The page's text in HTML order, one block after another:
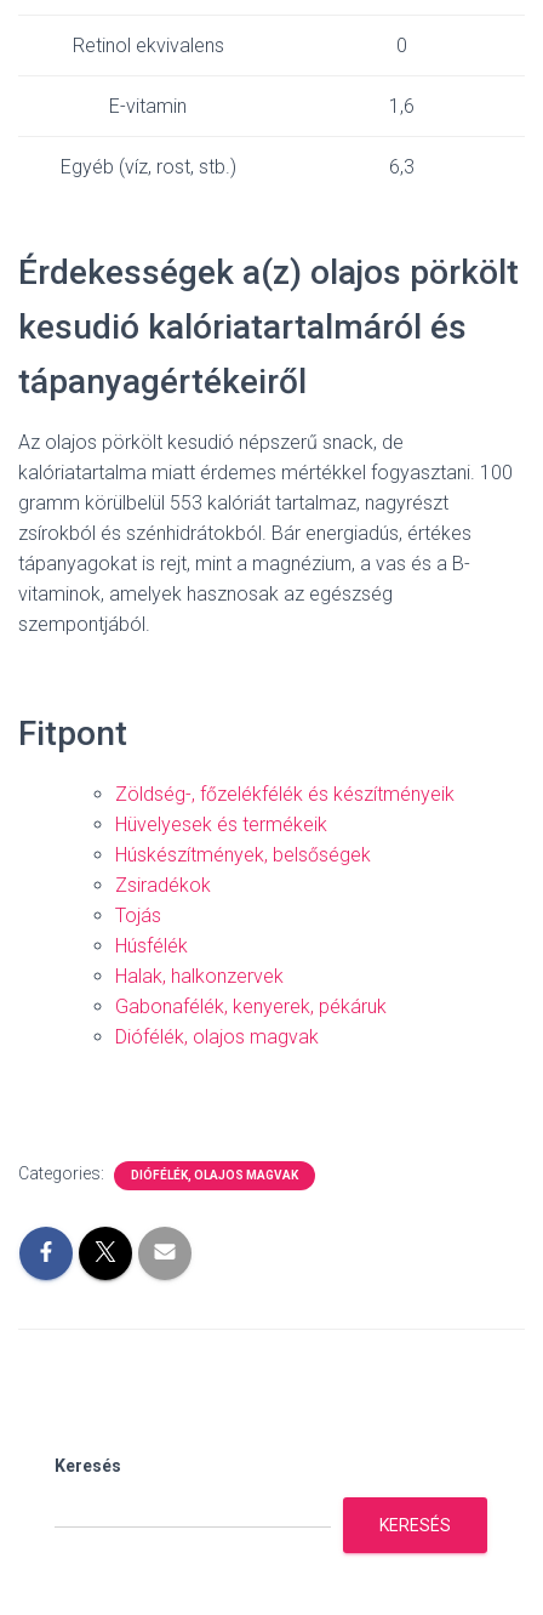
Retinol ekvivalens 0
E-vitamin 1,6
Egyéb (víz, rost, stb.) 6,3
Érdekességek a(z) olajos pörkölt
kesudió kalóriatartalmáról és
tápanyagértékeiről
Az olajos pörkölt kesudió népszerű snack, de
kalóriatartalma miatt érdemes mértékkel fogyasztani. 100
gramm körülbelül 553 kalóriát tartalmaz, nagyrészt
zsírokból és szénhidrátokból. Bár energiadús, értékes
tápanyagokat is rejt, mint a magnézium, a vas és a B-
vitaminok, amelyek hasznosak az egészség
szempontjából.
Fitpont
Zöldség-, főzelékfélék és készítményeik
Hüvelyesek és termékeik
Húskészítmények, belsőségek
Zsiradékok
Tojás
Húsfélék
Halak, halkonzervek
Gabonafélék, kenyerek, pékáruk
Diófélék, olajos magvak
Categories: DIÓFÉLÉK, OLAJOS MAGVAK
Keresés
KERESÉS